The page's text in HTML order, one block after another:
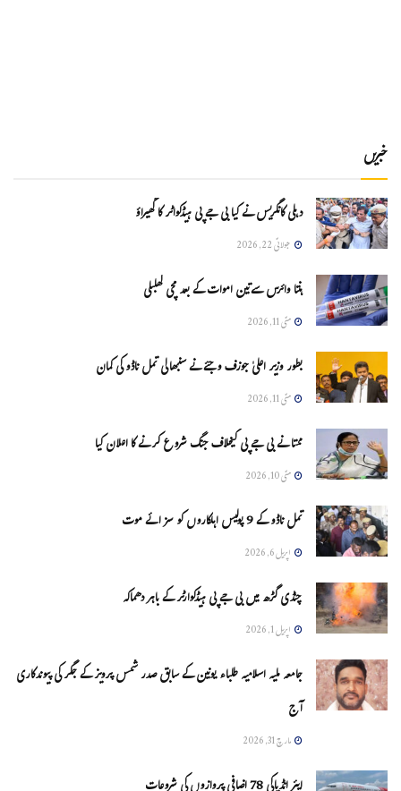
خبریں
دہلی کانگریس نے کیا بی جے پی ہیڈکواٹر کا گھیراؤ
جولائی 22, 2026
ہنتا وائرس سےتین اموات کے بعد مچی کھلبلی
مئی 11, 2026
بطور وزیر اعلیٰ جوزف وجئے نے سنبھالی تمل ناڈو کی کمان
مئی 11, 2026
ممتا نے بی جے پی کیخلاف جنگ شروع کرنے کا اعلان کیا
مئی 10, 2026
تمل ناڈو کے 9 پولیس اہلکاروں کو سزائے موت
اپریل 6, 2026
چنڈی گڑھ میں بی جے پی ہیڈکوارٹر کے باہر دھماکہ
اپریل 1, 2026
جامعہ ملیہ اسلامیہ طلباء یونین کے سابق صدر شمس پرویز کے جگر کی پیوندکاری
آج
مارچ 31, 2026